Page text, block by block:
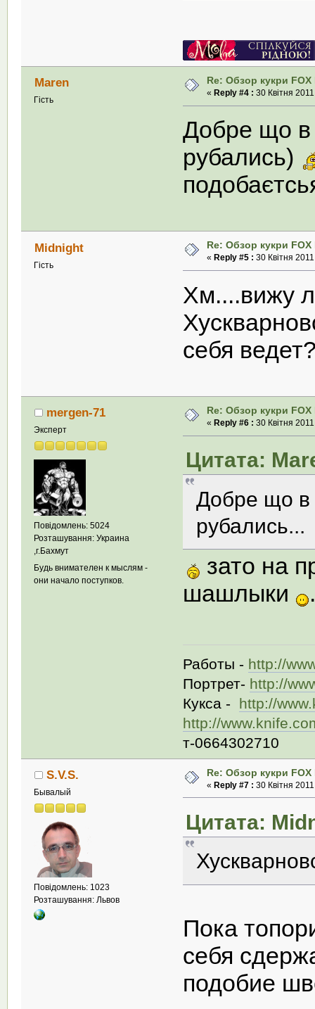
Maren
Гість
Re: Обзор кукри
« Reply #4 : 30 Квітня
Добре що в
рубались)
Midnight
Гість
Re: Обзор кукри
« Reply #5 : 30 Квітня
Хм....вижу
себя
mergen-71
Эксперт
Повідомлень: 5024
Розташування: Украина
,г.Бахмут
Будь внимателен к мыслям -
они начало поступков.
Re: Обзор кукри
« Reply #6 : 30 Квітня
Цитата:
Добре що в
рубались...
зато на
шашлыки
Работы - http://
Портрет- http://
Кукса - http://
http://
т-0664302710
S.V.S.
Бывалый
Повідомлень: 1023
Розташування: Львов
Re: Обзор кукри
« Reply #7 : 30 Квітня
Цитата:
Пока
себя
подобие